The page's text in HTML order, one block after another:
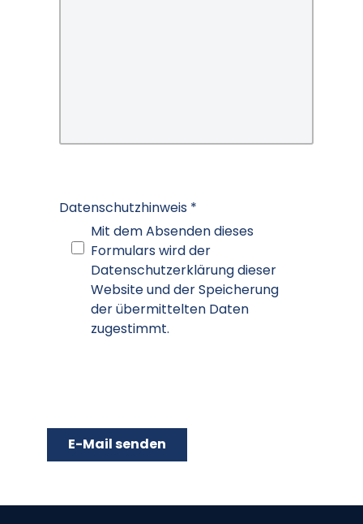
Datenschutzhinweis *
Datenschutzhinweis
Mit dem Absenden dieses
Formulars wird der
Datenschutzerklärung dieser
Website und der Speicherung
der übermittelten Daten
zugestimmt.
E-Mail senden